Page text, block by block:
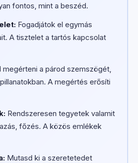
fontos, mint a beszéd.
Fogadjátok el egymás
A tisztelet a tartós kapcsolat
a párod szemszögét,
A megértés erősíti
Rendszeresen tegyetek valamit
főzés. A közös emlékek
Mutasd ki a szeretetedet